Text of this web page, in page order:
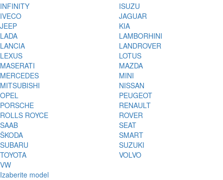
INFINITY
ISUZU
IVECO
JAGUAR
JEEP
KIA
LADA
LAMBORHINI
LANCIA
LANDROVER
LEXUS
LOTUS
MASERATI
MAZDA
MERCEDES
MINI
MITSUBISHI
NISSAN
OPEL
PEUGEOT
PORSCHE
RENAULT
ROLLS ROYCE
ROVER
SAAB
SEAT
ŠKODA
SMART
SUBARU
SUZUKI
TOYOTA
VOLVO
VW
Izaberite model